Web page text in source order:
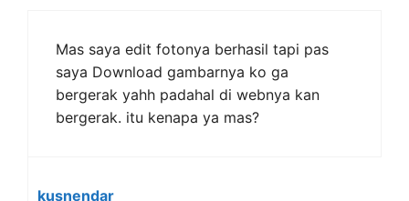
Mas saya edit fotonya berhasil tapi pas
saya Download gambarnya ko ga
bergerak yahh padahal di webnya kan
bergerak. itu kenapa ya mas?
kusnendar